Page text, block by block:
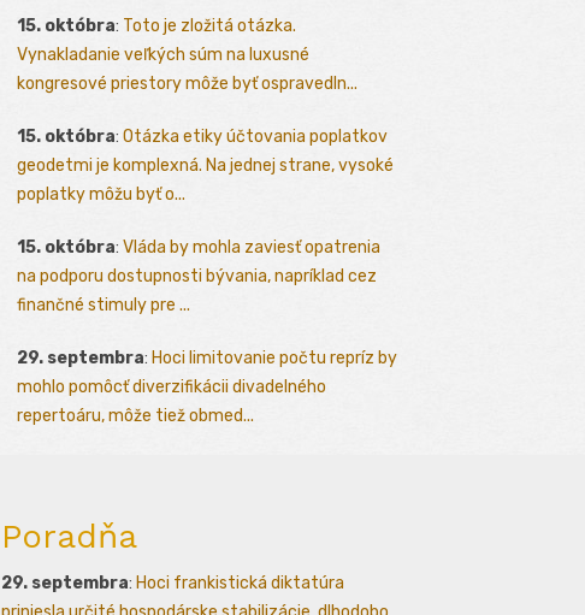
15. októbra: Toto je zložitá otázka.
Vynakladanie veľkých súm na luxusné
kongresové priestory môže byť ospravedln...
15. októbra: Otázka etiky účtovania poplatkov
geodetmi je komplexná. Na jednej strane, vysoké
poplatky môžu byť o...
15. októbra: Vláda by mohla zaviesť opatrenia
na podporu dostupnosti bývania, napríklad cez
finančné stimuly pre ...
29. septembra: Hoci limitovanie počtu repríz by
mohlo pomôcť diverzifikácii divadelného
repertoáru, môže tiež obmed...
Poradňa
29. septembra: Hoci frankistická diktatúra